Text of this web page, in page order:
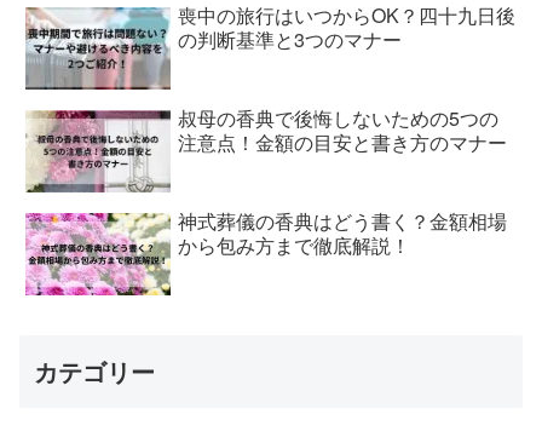
喪中の旅行はいつからOK？四十九日後
の判断基準と3つのマナー
叔母の香典で後悔しないための5つの
注意点！金額の目安と書き方のマナー
神式葬儀の香典はどう書く？金額相場
から包み方まで徹底解説！
カテゴリー